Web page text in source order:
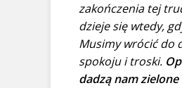
zakończenia tej
dzieje się wtedy,
Musimy wrócić do
spokoju i troski.
dadzą nam